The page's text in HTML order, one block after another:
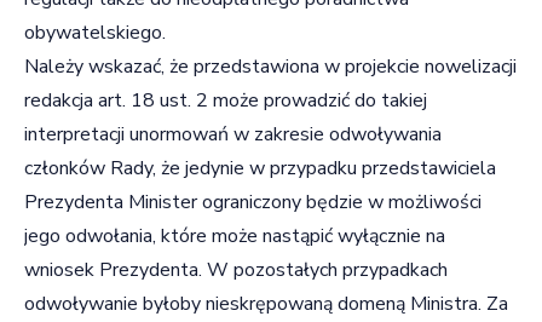
obywatelskiego.
Należy wskazać, że przedstawiona w projekcie nowelizacji
redakcja art. 18 ust. 2 może prowadzić do takiej
interpretacji unormowań w zakresie odwoływania
członków Rady, że jedynie w przypadku przedstawiciela
Prezydenta Minister ograniczony będzie w możliwości
jego odwołania, które może nastąpić wyłącznie na
wniosek Prezydenta. W pozostałych przypadkach
odwoływanie byłoby nieskrępowaną domeną Ministra. Za